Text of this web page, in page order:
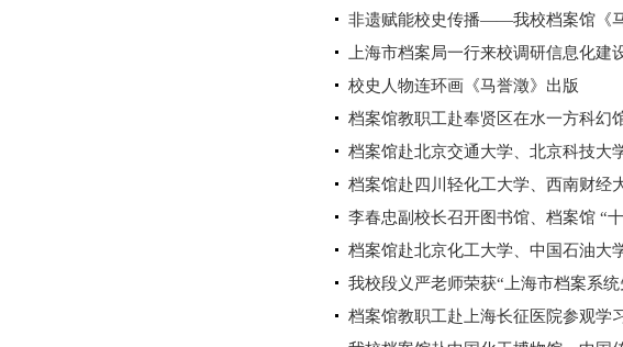
非遗赋能校史传播——我校档案馆《
上海市档案局一行来校调研信息化建
校史人物连环画《马誉澂》出版
档案馆教职工赴奉贤区在水一方科幻
档案馆赴北京交通大学、北京科技大
档案馆赴四川轻化工大学、西南财经
李春忠副校长召开图书馆、档案馆 “
档案馆赴北京化工大学、中国石油大
我校段义严老师荣获“上海市档案系
档案馆教职工赴上海长征医院参观学